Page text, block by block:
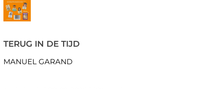
TERUG IN DE TIJD
MANUEL GARAND